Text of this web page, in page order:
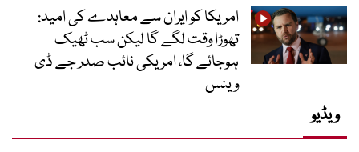
امریکا کو ایران سے معاہدے کی امید:
تھوڑا وقت لگے گا لیکن سب ٹھیک
ہوجائے گا، امریکی نائب صدر جے ڈی
وینس
ویڈیو